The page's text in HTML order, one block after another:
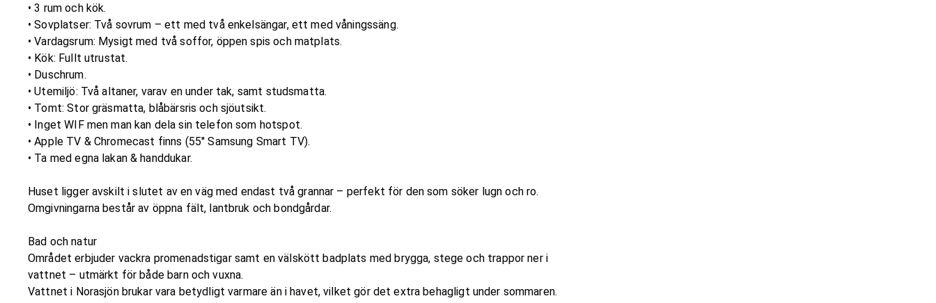
• 3 rum och kök.
• Sovplatser: Två sovrum – ett med två enkelsängar, ett med våningssäng.
• Vardagsrum: Mysigt med två soffor, öppen spis och matplats.
• Kök: Fullt utrustat.
• Duschrum.
• Utemiljö: Två altaner, varav en under tak, samt studsmatta.
• Tomt: Stor gräsmatta, blåbärsris och sjöutsikt.
• Inget WIF men man kan dela sin telefon som hotspot.
• Apple TV & Chromecast finns (55'' Samsung Smart TV).
• Ta med egna lakan & handdukar.
Huset ligger avskilt i slutet av en väg med endast två grannar – perfekt för den som söker lugn och ro.
Omgivningarna består av öppna fält, lantbruk och bondgårdar.
Bad och natur
Området erbjuder vackra promenadstigar samt en välskött badplats med brygga, stege och trappor ner i
vattnet – utmärkt för både barn och vuxna.
Vattnet i Norasjön brukar vara betydligt varmare än i havet, vilket gör det extra behagligt under sommaren.